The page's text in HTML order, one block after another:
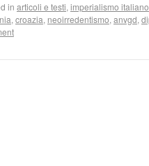
in articoli e testi, imperialismo italiano
, croazia, neoirredentismo, anvgd,